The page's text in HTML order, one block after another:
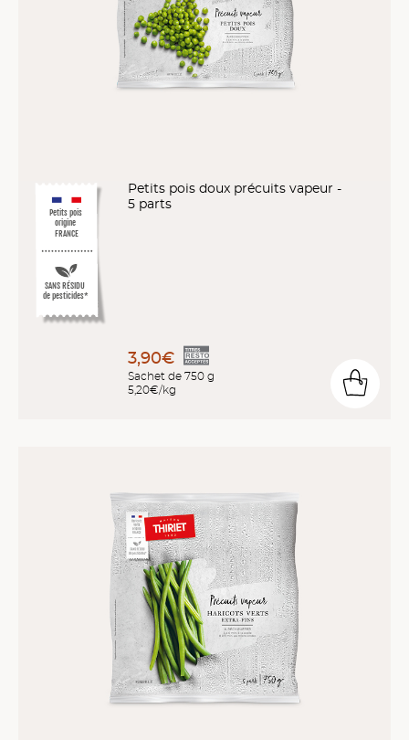
Petits pois
origine
FRANCE
SANS RÉSIDU
de pesticides*
Petits pois doux précuits vapeur -
5 parts
3,90€
Sachet de 750 g
5,20€/kg